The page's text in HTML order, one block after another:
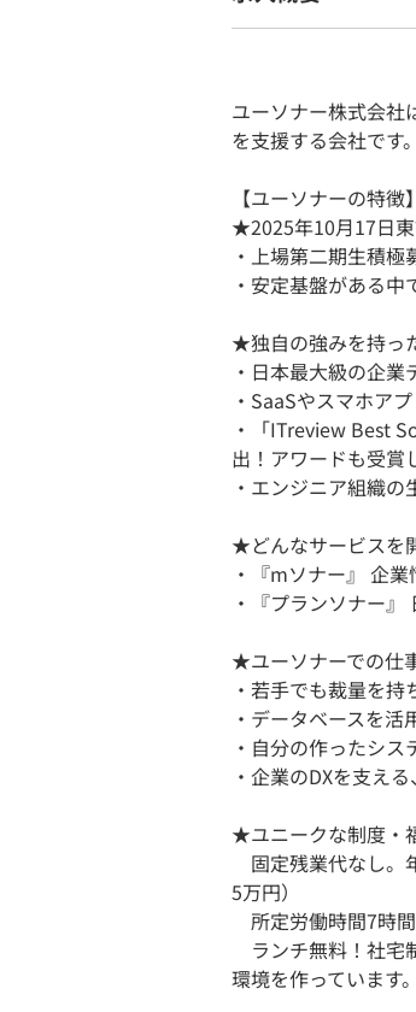
ユーソナー株式会社
を支援する会社です。
【ユーソナーの特徴】
★2025年10月17日
・上場第二期生積極
・安定基盤がある
★独自の強みを持っ
・日本最大級の企業
・SaaSやスマホア
・「ITreview Best
出！アワードも受賞
・エンジニア組織の
★どんなサービスを
・『mソナー』 企
・『プランソナー
★ユーソナーでの仕
・若手でも裁量を持
・データベースを
・自分の作ったシ
・企業のDXを支え
★ユニークな制度・
固定残業代なし。
5万円）
所定労働時間7時
ランチ無料！社宅
環境を作っています。